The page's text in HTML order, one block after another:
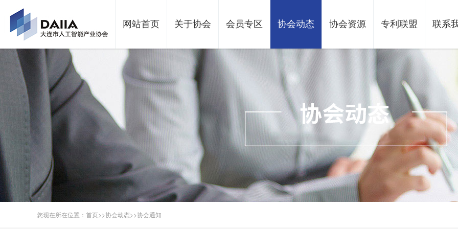
网站首页 关于协会 会员专区 协会动态 协会资源 专利联盟 联系
您现在所在位置： 首页>>协会动态>>协会通知